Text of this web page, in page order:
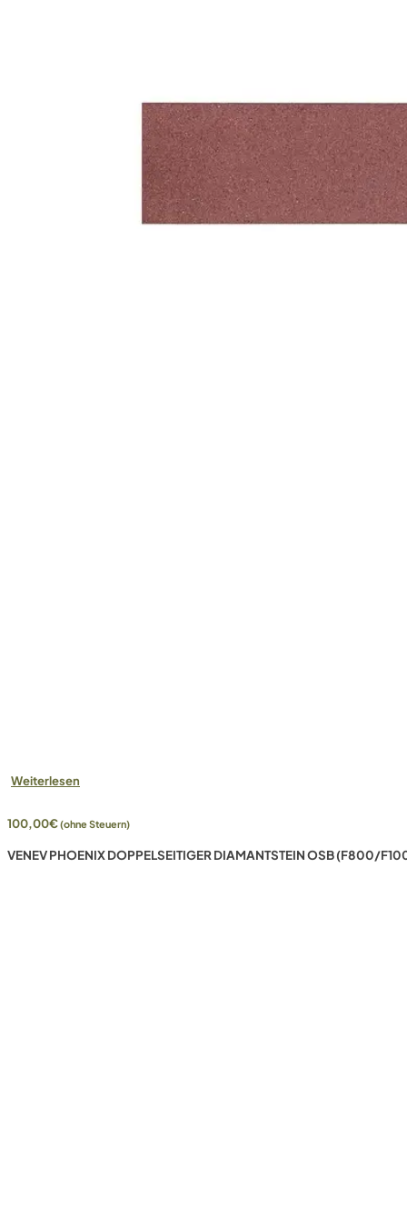
Weiterlesen
100,00€(ohne Steuern)
VENEV PHOENIX DOPPELSEITIGER DIAMANTSTEIN OSB (F800/